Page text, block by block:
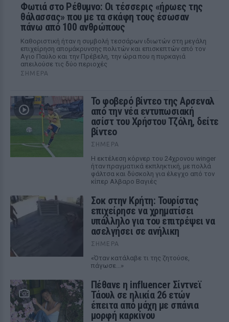
Φωτιά στο Ρέθυμνο: Οι τέσσερις «ήρωες της
θάλασσας» που με τα σκάφη τους έσωσαν
πάνω από 100 ανθρώπους
Καθοριστική ήταν η συμβολή τεσσάρων ιδιωτών στη μεγάλη
επιχείρηση απομάκρυνσης πολιτών και επισκεπτών από τον
Αγιο Παύλο και την Πρέβελη, την ώρα που η πυρκαγιά
απειλούσε τις δύο περιοχές
ΣΉΜΕΡΑ
Το φοβερό βίντεο της Αρσεναλ
από την νέα εντυπωσιακή
ασίστ του Χρήστου Τζόλη, δείτε
βίντεο
ΣΉΜΕΡΑ
Η εκτέλεση κόρνερ του 24χρονου winger
ήταν πραγματικά εκπληκτική, με πολλά
φάλτσα και δύσκολη για έλεγχο από τον
κίπερ Αλβαρο Βαγιές
Σοκ στην Κρήτη: Τουρίστας
επιχείρησε να χρηματίσει
υπάλληλο για του επιτρέψει να
ασελγήσει σε ανήλικη
ΣΉΜΕΡΑ
«Όταν κατάλαβε τι της ζητούσε,
πάγωσε...»
Πέθανε η influencer Σίντνεϊ
Τάουλ σε ηλικία 26 ετών
έπειτα από μάχη με σπάνια
μορφή καρκίνου